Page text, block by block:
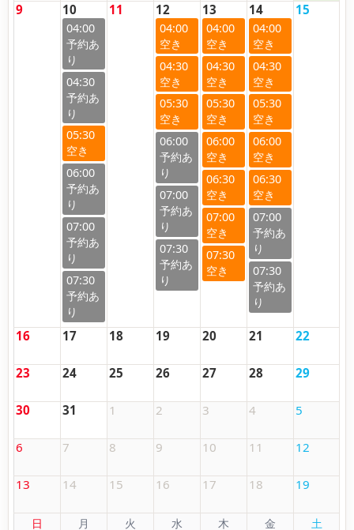
9 10
04:00
04:30
05:30
06:00
07:00
07:30
11 12
04:00
04:30
05:30
06:00
07:00
07:30
13
04:00
04:30
05:30
06:00
06:30
07:00
07:30
14
04:00
04:30
05:30
06:00
06:30
07:00
07:30
15
16 17 18 19 20 21 22
23 24 25 26 27 28 29
30 31 1 2 3 4 5
6 7 8 9 10 11 12
13 14 15 16 17 18 19
日 月 火 水 木 金 土